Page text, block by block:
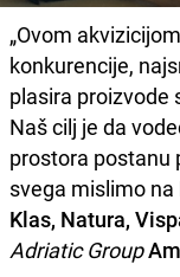
„Ovom
konkurencije,
plasira proizvode
Naš cilj je da
prostora postanu
svega mislimo na
Klas, Natura,
Adriatic Group